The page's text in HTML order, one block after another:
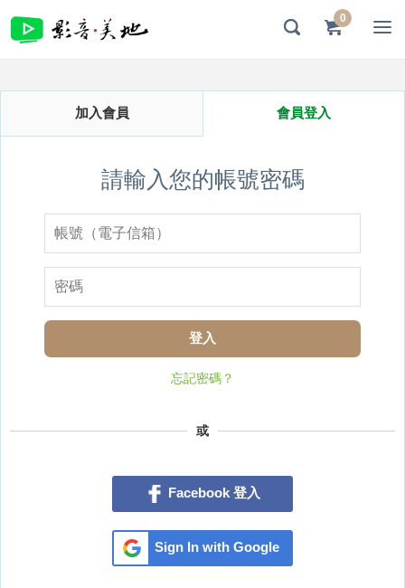
0
加入會員 會員登入
請輸入您的帳號密碼
登入
忘記密碼？
或
Facebook 登入
Sign In with Google